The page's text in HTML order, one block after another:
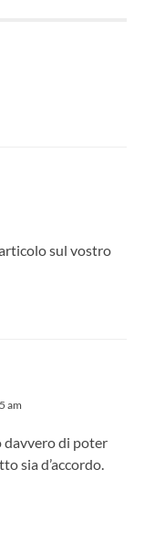
sul vostro
am
davvero di poter
sia d’accordo.